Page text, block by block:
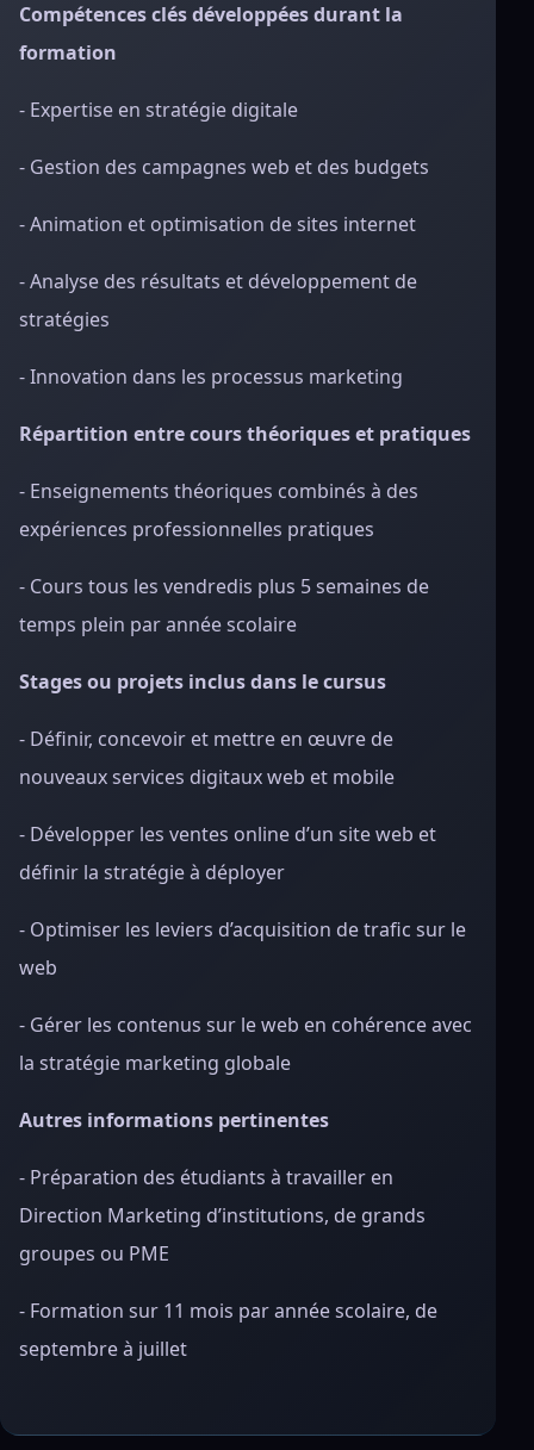
Compétences clés développées durant la
formation
- Expertise en stratégie digitale
- Gestion des campagnes web et des budgets
- Animation et optimisation de sites internet
- Analyse des résultats et développement de
stratégies
- Innovation dans les processus marketing
Répartition entre cours théoriques et pratiques
- Enseignements théoriques combinés à des
expériences professionnelles pratiques
- Cours tous les vendredis plus 5 semaines de
temps plein par année scolaire
Stages ou projets inclus dans le cursus
- Définir, concevoir et mettre en œuvre de
nouveaux services digitaux web et mobile
- Développer les ventes online d’un site web et
définir la stratégie à déployer
- Optimiser les leviers d’acquisition de trafic sur le
web
- Gérer les contenus sur le web en cohérence avec
la stratégie marketing globale
Autres informations pertinentes
- Préparation des étudiants à travailler en
Direction Marketing d’institutions, de grands
groupes ou PME
- Formation sur 11 mois par année scolaire, de
septembre à juillet